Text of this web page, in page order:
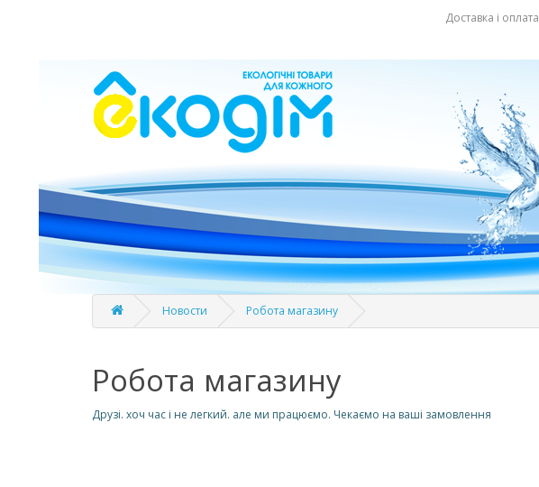
Доставка і оплата
Новости Робота магазину
Робота магазину
Друзі. хоч час і не легкий. але ми працюємо. Чекаємо на ваші замовлення